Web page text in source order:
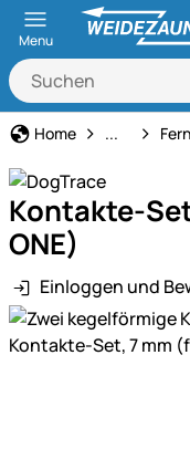
Menu
Home ...
Kontakte-
ONE)
Einloggen und
Produktgalerie